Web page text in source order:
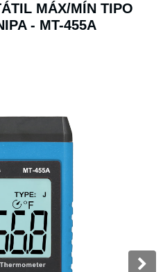
MÁX/MÍN TIPO
- MT-455A